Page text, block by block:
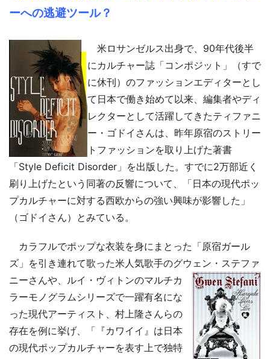
ーへの逃避ツール？
米ロサンゼルス出身で、90年代後半
にカルチャー誌「コンポジット」（すで
に休刊）のファッションエディターとし
て日本で働き始めて以来、編集者やディ
レクターとして活躍してきたティファニ
ー・ゴドイさんは、昨年原宿のストリー
トファッションを取り上げた著書
「Style Deficit Disorder」を出版した。すでに2万部近く
刷り上げたという同著の反響について、「日本の現代ポッ
プカルチャーに対する西欧からの強い興味が影響した」
（ゴドイさん）とみている。
カラフルでポップな衣装を身にまとった「原宿ガール
ズ」を引き連れて歌った米人気歌手のグウェン・ステフ ァ
ニーさんや、ルイ・ヴィトンのマルチカ
ラーモノグラムシリーズで一躍有名にな
った現代アーティスト、村上隆さんらの
存在を例に挙げ、「『カワイイ』は日本
の現代ポップカルチャーを表す上で独特